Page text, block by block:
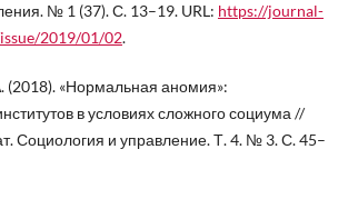
№ 1 (37). С. 13–19. URL: https://journal-
2019/01/02.
(2018). «Нормальная аномия»:
в условиях сложного социума //
Социология и управление. Т. 4. № 3. С. 45–